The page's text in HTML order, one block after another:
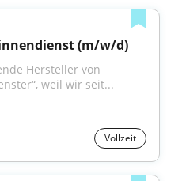
(m/w/d)
Hersteller von
weil wir seit...
Vollzeit